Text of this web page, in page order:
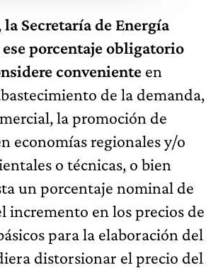
la Secretaría de Energía
porcentaje obligatorio
conveniente en
de la demanda,
la promoción de
economías regionales y/o
o técnicas, o bien
un porcentaje nominal de
incremento en los precios de
para la elaboración del
distorsionar el precio del